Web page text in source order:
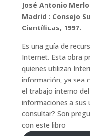
José Antonio
Madrid : Consejo
Científicas, 1997.
Es una guía de
Internet. Esta obra
quienes utilizan
información, ya sea
el trabajo interno
informaciones a sus
consultar? Son
con este libro